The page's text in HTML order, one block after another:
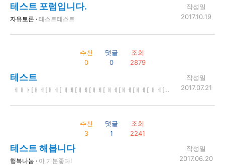
테스트 포럼입니다.
자유토론 · 테스트테스트
작성일
2017.10.19
추천
0
댓글
0
조회
2879
테스트
ㅔㅐㅑ[ㅐㅔ[ㅐㅔ[ ㅐㅔ[ㅐㅔ[ㅐㅔ[ ㅐㅔ[ㅐㅔ[ㅐㅔ[ ㅐㅔ[ㅐㅔ[ㅐㅔ[ㅐㅔ[ㅐㅔ[ㅔㅐ[ㅐㅔ[ ㅐㅔ[ㅐㅔ[ㅐㅔ[ㅐㅔ[ ㅐㅔ[ㅐㅔ[ㅐ[ㅐㅔ[ㅐㅔ[ ㅐㅔ[ㅐㅔ[ㅐㅔ[ㅐㅔ[ㅐㅔ[ㅐㅔ[ㅐㅔ[ㅐㅔ[ㅔㅐ[ㅐㅔ[ㅐㅔ[ㅐㅔ[ㅐㅔ[ㅔㅐ[ㅐㅔ ㅐㅔ[ㅐㅔ[ㅐㅔ[ㅐㅔ[ㅐ ㅐㅔ[ㅐㅔ[
작성일
2017.07.21
추천
3
댓글
1
조회
2241
테스트 해봅니다
행복나눔 · 아 기분좋다!
작성일
2017.06.20